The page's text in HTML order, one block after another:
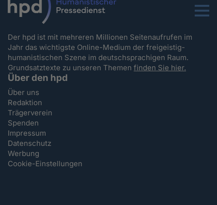
Menu
Der hpd ist mit mehreren Millionen Seitenaufrufen im
Jahr das wichtigste Online-Medium der freigeistig-
humanistischen Szene im deutschsprachigen Raum.
Grundsatztexte zu unseren Themenfinden Sie hier.
Über den hpd
Über uns
Redaktion
Trägerverein
Spenden
Impressum
Datenschutz
Werbung
Cookie-Einstellungen